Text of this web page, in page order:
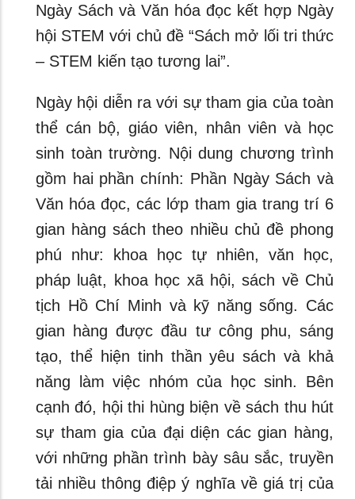
Ngày Sách và Văn hóa đọc kết hợp Ngày
hội STEM với chủ đề “Sách mở lối tri thức
– STEM kiến tạo tương lai”.
Ngày hội diễn ra với sự tham gia của toàn
thể cán bộ, giáo viên, nhân viên và học
sinh toàn trường. Nội dung chương trình
gồm hai phần chính: Phần Ngày Sách và
Văn hóa đọc, các lớp tham gia trang trí 6
gian hàng sách theo nhiều chủ đề phong
phú như: khoa học tự nhiên, văn học,
pháp luật, khoa học xã hội, sách về Chủ
tịch Hồ Chí Minh và kỹ năng sống. Các
gian hàng được đầu tư công phu, sáng
tạo, thể hiện tinh thần yêu sách và khả
năng làm việc nhóm của học sinh. Bên
cạnh đó, hội thi hùng biện về sách thu hút
sự tham gia của đại diện các gian hàng,
với những phần trình bày sâu sắc, truyền
tải nhiều thông điệp ý nghĩa về giá trị của